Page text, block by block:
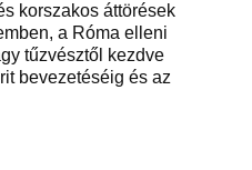
korszakos áttörések
a Róma elleni
tűzvésztől kezdve
bevezetéséig és az